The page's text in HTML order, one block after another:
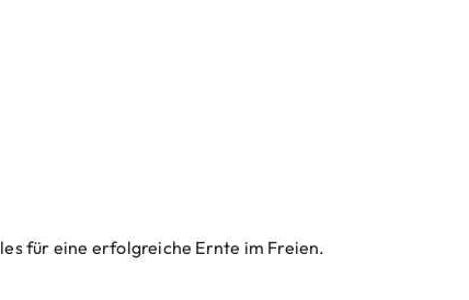
für eine erfolgreiche Ernte im Freien.